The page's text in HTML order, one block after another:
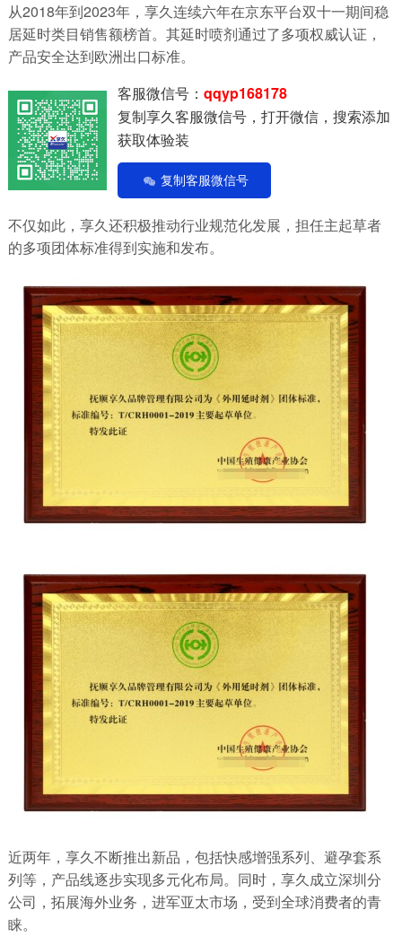
从2018年到2023年，享久连续六年在京东平台双十一期间稳
居延时类目销售额榜首。其延时喷剂通过了多项权威认证，
产品安全达到欧洲出口标准。
客服微信号： qqyp168178
复制享久客服微信号，打开微信，搜索添加
获取体验装
复制客服微信号
不仅如此，享久还积极推动行业规范化发展，担任主起草者
的多项团体标准得到实施和发布。
近两年，享久不断推出新品，包括快感增强系列、避孕套系
列等，产品线逐步实现多元化布局。同时，享久成立深圳分
公司，拓展海外业务，进军亚太市场，受到全球消费者的青
睐。